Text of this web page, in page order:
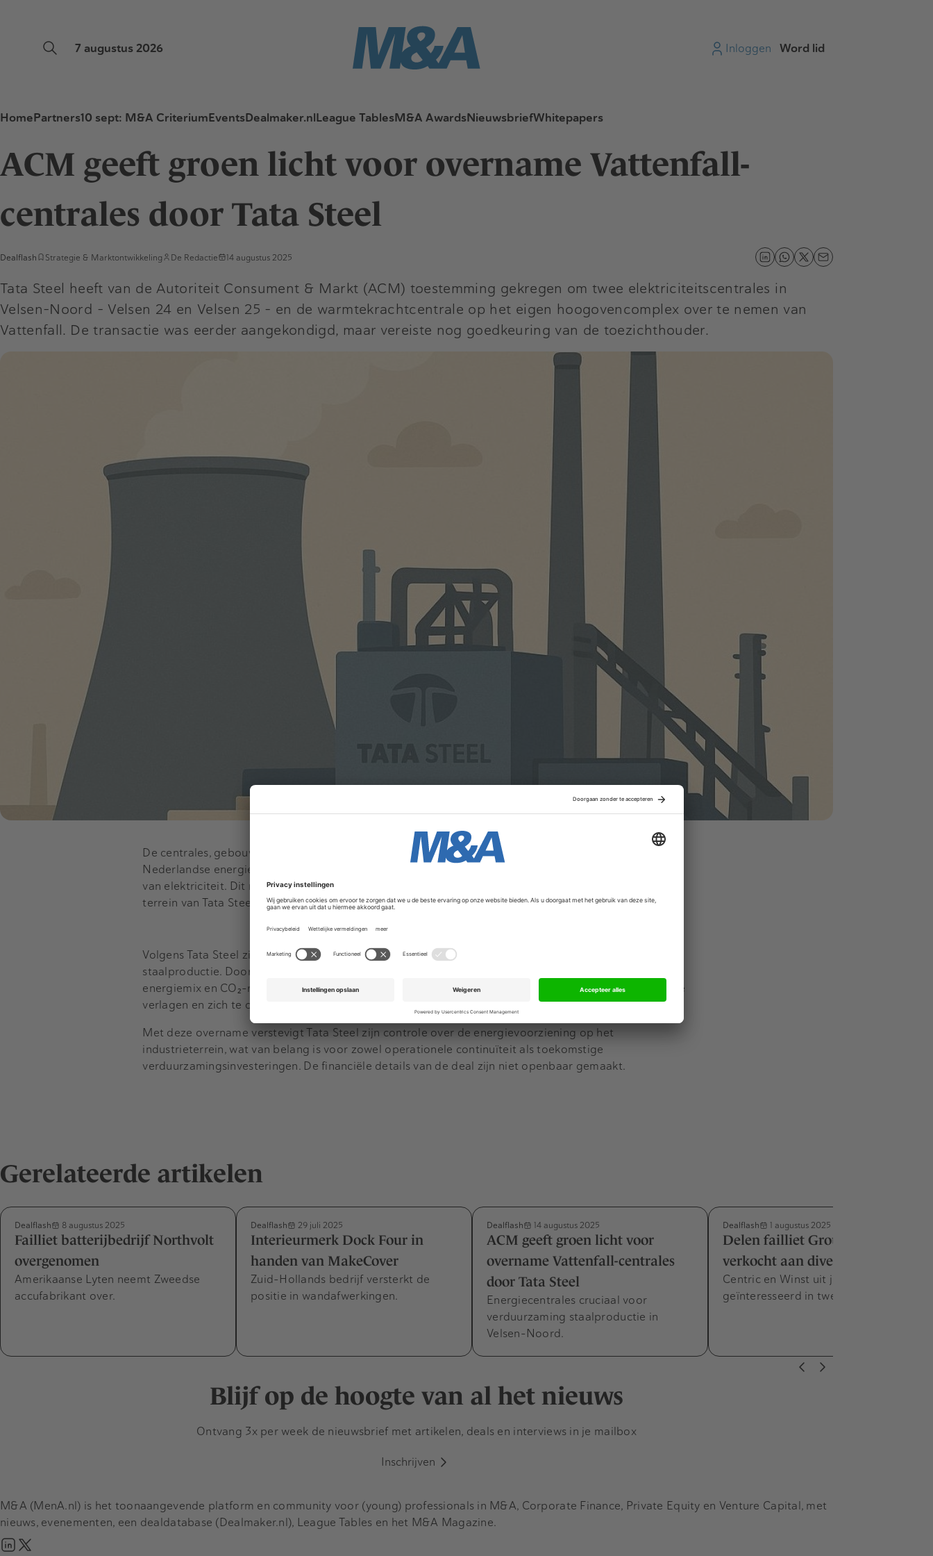
7 augustus 2026 Inloggen Word lid
HomePartners10 sept: M&A CriteriumEventsDealmaker.nlLeague TablesM&A AwardsNieuwsbriefWhitepapers
ACM geeft groen licht voor overname Vattenfall-
centrales door Tata Steel
Dealflash Strategie & Marktontwikkeling De Redactie 14 augustus 2025
Tata Steel heeft van de Autoriteit Consument & Markt (ACM) toestemming gekregen om twee elektriciteitscentrales in
Velsen-Noord – Velsen 24 en Velsen 25 – en de warmtekrachtcentrale op het eigen hoogovencomplex over te nemen van
Vattenfall. De transactie was eerder aangekondigd, maar vereiste nog goedkeuring van de toezichthouder.
De centrales, gebouwd in 1974, 1986 en 1997 (IJmond-centrale), onderscheiden zich van andere
Nederlandse energiecentrales doordat zij restgassen uit de hoogovens gebruiken voor de opwekking
van elektriciteit. Dit maakt de installaties direct gekoppeld aan de staalproductieprocessen op het
terrein van Tata Steel.
Volgens Tata Steel zijn de centrales een strategische schakel in de transitie naar duurzamere
staalproductie. Door het eigendom zelf in handen te hebben, kan het concern efficiënter sturen op de
energiemix en CO₂-reductieplannen. Voor Vattenfall past de verkoop in zijn strategie om de uitstoot te
verlagen en zich te concentreren op duurzame energieopwekking.
Met deze overname verstevigt Tata Steel zijn controle over de energievoorziening op het
industrieterrein, wat van belang is voor zowel operationele continuïteit als toekomstige
verduurzamingsinvesteringen. De financiële details van de deal zijn niet openbaar gemaakt.
Gerelateerde artikelen
Dealflash 8 augustus 2025
Failliet batterijbedrijf Northvolt
overgenomen
Amerikaanse Lyten neemt Zweedse
accufabrikant over.
Dealflash 29 juli 2025
Interieurmerk Dock Four in
handen van MakeCover
Zuid-Hollands bedrijf versterkt de
positie in wandafwerkingen.
Dealflash 14 augustus 2025
ACM geeft groen licht voor
overname Vattenfall-centrales
door Tata Steel
Energiecentrales cruciaal voor
verduurzaming staalproductie in
Velsen-Noord.
Dealflash 1 augustus 2025
Delen failliet Groupcard
verkocht aan diverse bieders
Centric en Winst uit je woning
geïnteresseerd in twee activiteiten.
Blijf op de hoogte van al het nieuws
Ontvang 3x per week de nieuwsbrief met artikelen, deals en interviews in je mailbox
Inschrijven
M&A (MenA.nl) is het toonaangevende platform en community voor (young) professionals in M&A, Corporate Finance, Private Equity en Venture Capital, met
nieuws, evenementen, een dealdatabase (Dealmaker.nl), League Tables en het M&A Magazine.